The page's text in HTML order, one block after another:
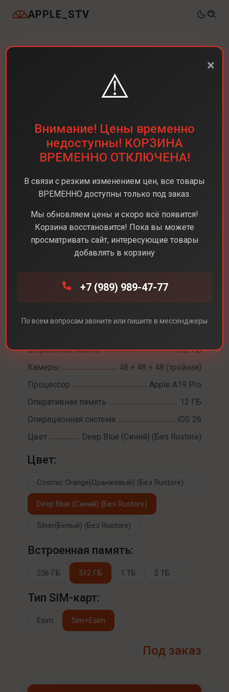
APPLE_STV
iPhone 17 Pro Max
Встроенная память
512 ГБ
Камеры
48 + 48 + 48 (тройная)
Процессор
Apple A19 Pro
Оперативная память
12 ГБ
Операционная система
iOS 26
Цвет
Deep Blue (Синий) (Без Rustore)
Цвет:
Cosmic Orange(Оранжевый) (Без Rustore)
Deep Blue (Синий) (Без Rustore)
Silver(Белый) (Без Rustore)
Встроенная память:
256 ГБ 512 ГБ 1 ТБ 2 ТБ
Тип SIM-карт:
Esim Sim+Esim
Под заказ
×
⚠️
Внимание! Цены временно
недоступны! КОРЗИНА
ВРЕМЕННО ОТКЛЮЧЕНА!
В связи с резким изменением цен, все товары
ВРЕМЕННО доступны только под заказ.
Мы обновляем цены и скоро всё появится!
Корзина восстановится! Пока вы можете
просматривать сайт, интересующие товары
добавлять в корзину
+7 (989) 989-47-77
По всем вопросам звоните или пишите в мессенджеры